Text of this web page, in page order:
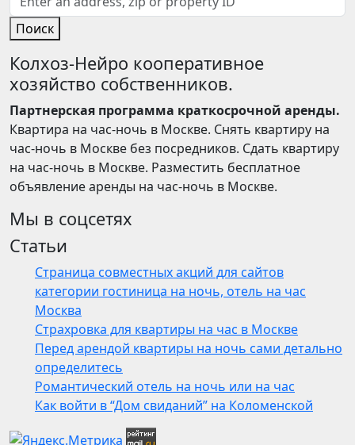
Поиск
Колхоз-Нейро кооперативное
хозяйство собственников.
Партнерская программа краткосрочной аренды.
Квартира на час-ночь в Москве. Снять квартиру на
час-ночь в Москве без посредников. Сдать квартиру
на час-ночь в Москве. Разместить бесплатное
объявление аренды на час-ночь в Москве.
Мы в соцсетях
Статьи
Страница совместных акций для сайтов
категории гостиница на ночь, отель на час
Москва
Страхровка для квартиры на час в Москве
Перед арендой квартиры на ночь сами детально
определитесь
Романтический отель на ночь или на час
Как войти в “Дом свиданий” на Коломенской